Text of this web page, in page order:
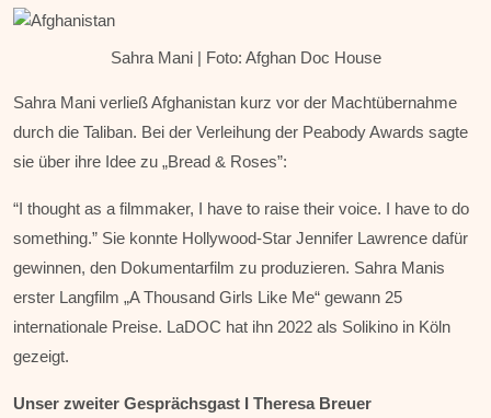
Sahra Mani | Foto: Afghan Doc House
Sahra Mani verließ Afghanistan kurz vor der Machtübernahme
durch die Taliban. Bei der Verleihung der Peabody Awards sagte
sie über ihre Idee zu „Bread & Roses”:
“I thought as a filmmaker, I have to raise their voice. I have to do
something.” Sie konnte Hollywood-Star Jennifer Lawrence dafür
gewinnen, den Dokumentarfilm zu produzieren. Sahra Manis
erster Langfilm „A Thousand Girls Like Me“ gewann 25
internationale Preise. LaDOC hat ihn 2022 als Solikino in Köln
gezeigt.
Unser zweiter Gesprächsgast I Theresa Breuer